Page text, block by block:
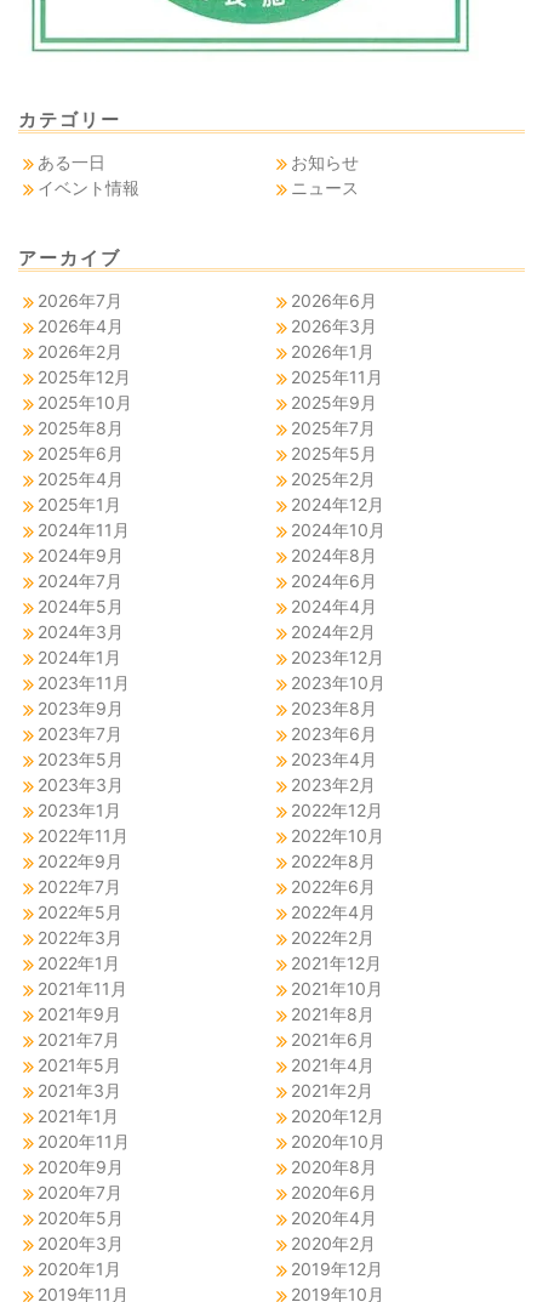
カテゴリー
ある一日
お知らせ
イベント情報
ニュース
アーカイブ
2026年7月
2026年6月
2026年4月
2026年3月
2026年2月
2026年1月
2025年12月
2025年11月
2025年10月
2025年9月
2025年8月
2025年7月
2025年6月
2025年5月
2025年4月
2025年2月
2025年1月
2024年12月
2024年11月
2024年10月
2024年9月
2024年8月
2024年7月
2024年6月
2024年5月
2024年4月
2024年3月
2024年2月
2024年1月
2023年12月
2023年11月
2023年10月
2023年9月
2023年8月
2023年7月
2023年6月
2023年5月
2023年4月
2023年3月
2023年2月
2023年1月
2022年12月
2022年11月
2022年10月
2022年9月
2022年8月
2022年7月
2022年6月
2022年5月
2022年4月
2022年3月
2022年2月
2022年1月
2021年12月
2021年11月
2021年10月
2021年9月
2021年8月
2021年7月
2021年6月
2021年5月
2021年4月
2021年3月
2021年2月
2021年1月
2020年12月
2020年11月
2020年10月
2020年9月
2020年8月
2020年7月
2020年6月
2020年5月
2020年4月
2020年3月
2020年2月
2020年1月
2019年12月
2019年11月
2019年10月